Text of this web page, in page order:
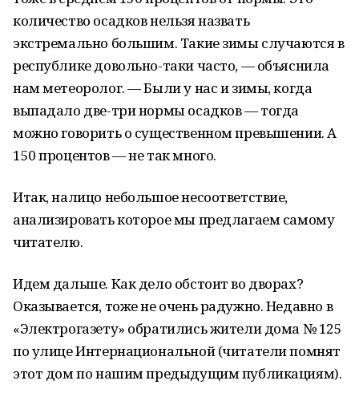
количество осадков нельзя назвать
экстремально большим. Такие зимы случаются в
республике довольно-таки часто, — объяснила
нам метеоролог. — Были у нас и зимы, когда
выпадало две-три нормы осадков — тогда
можно говорить о существенном превышении. А
150 процентов — не так много.
Итак, налицо небольшое несоответствие,
анализировать которое мы предлагаем самому
читателю.
Идем дальше. Как дело обстоит во дворах?
Оказывается, тоже не очень радужно. Недавно в
«Электрогазету» обратились жители дома № 125
по улице Интернациональной (читатели помнят
этот дом по нашим предыдущим публикациям).